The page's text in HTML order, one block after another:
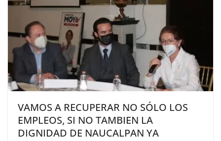
VAMOS A RECUPERAR NO SÓLO LOS
EMPLEOS, SI NO TAMBIEN LA
DIGNIDAD DE NAUCALPAN YA